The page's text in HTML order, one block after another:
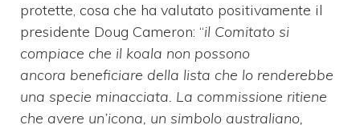
protette, cosa che ha valutato positivamente il
presidente Doug Cameron: “il Comitato si
compiace che il koala non possono
ancora beneficiare della lista che lo renderebbe
una specie minacciata. La commissione ritiene
che avere un’icona, un simbolo australiano,